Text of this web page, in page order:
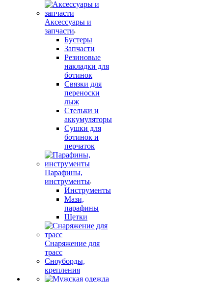
Аксессуары и
запчасти
Бустеры
Запчасти
Резиновые
накладки для
ботинок
Связки для
переноски
лыж
Стельки и
аккумуляторы
Сушки для
ботинок и
перчаток
Парафины,
инструменты
Инструменты
Мази,
парафины
Щетки
Снаряжение для
трасс
Сноуборды,
крепления